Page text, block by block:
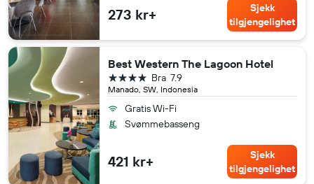
273 kr+
Sjekk
tilgjengelighet
Best Western The Lagoon Hotel
Manado, SW, Indonesia
7.9
Bra
4 stjerner
Gratis Wi-Fi
Svømmebasseng
421 kr+
Sjekk
tilgjengelighet